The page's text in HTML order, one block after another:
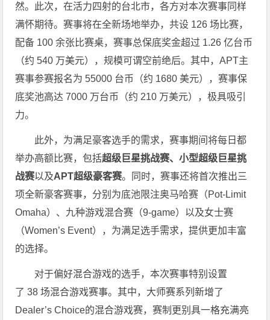
然。此次，在活力四射的台北市，各方对本次赛事同样
满怀期待。赛事将在全新场地举办，共设 126 场比赛，
配备 100 余张比赛桌，赛事总保底奖金超过 1.26 亿台币
（约 540 万美元），规模可谓空前绝后。其中，APT主
赛事参赛报名为 55000 台币（约 1680 美元），赛事保
底奖池高达 7000 万台币（约 210 万美元），极具吸引
力。
此外，为满足豪客选手的需求，赛事期间将每日都
举办高额比赛，包括超级巨星挑战赛、小型超级巨星挑
战赛以及APT超级豪客赛。同时，赛事还将首次推出三
项全新豪客赛事，分别为底池限注奥马哈赛（Pot-Limit
Omaha）、九种游戏混合赛（9-game）以及女士赛
（Women’s Event），为满足选手需求，提供更加丰富
的选择。
对于偏好混合游戏的选手，本次赛事特别设置
了 38 场混合游戏赛事。其中，大师赛系列新增了
Dealer’s Choice的混合游戏赛，赛制更别具一格充满亮